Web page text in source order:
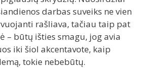
darbas suveiks ne vien
rašliava, tačiau taip pat
– būtų išties smagu, jog avia
iki šiol akcentavote, kaip
tokie nebebūtų.